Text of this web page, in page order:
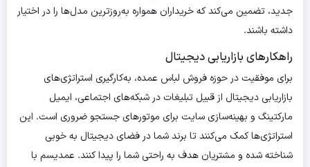
جدید، تضمین می‌کند که خریداران همواره به‌روزترین مدل‌ها را در اختیار
داشته باشند.
راهکارهای بازاریابی دیجیتال
برای موفقیت در حوزه فروش لباس عمده، به‌کارگیری استراتژی‌های
بازاریابی دیجیتال از قبیل تبلیغات در شبکه‌های اجتماعی، ایمیل
مارکتینگ و بهینه‌سازی سایت برای موتورهای جستجو ضروری است. این
استراتژی‌ها کمک می‌کنند تا برند شما در فضای دیجیتال به خوبی
شناخته شده و مشتریان هدف به راحتی شما را پیدا کنند. عمدیسم با